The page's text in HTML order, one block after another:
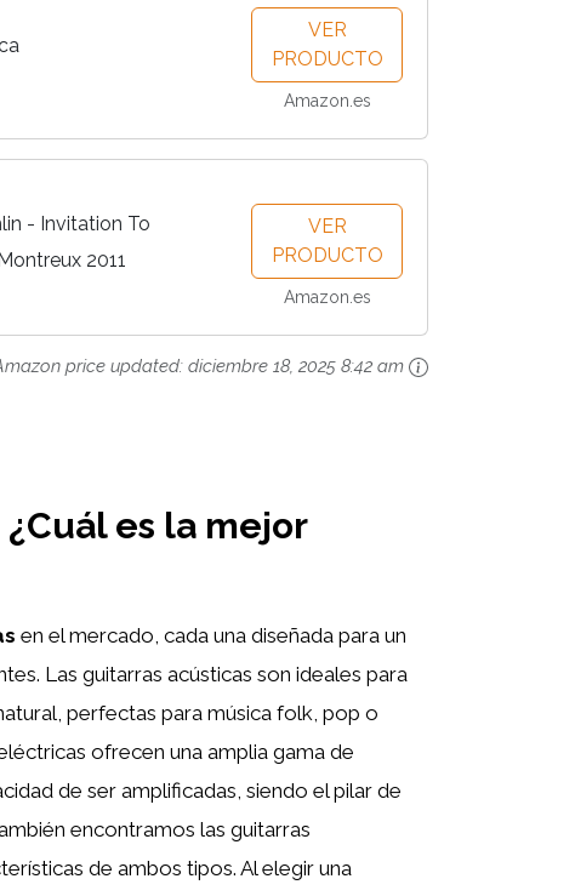
VER
PRODUCTO
Amazon.es
- Invitation To
2011
VER
PRODUCTO
Amazon.es
price updated: diciembre 18, 2025 8:42 am
es la mejor
en el mercado, cada una diseñada para un
Las guitarras acústicas son ideales para
perfectas para música folk, pop o
ofrecen una amplia gama de
de ser amplificadas, siendo el pilar de
encontramos las guitarras
de ambos tipos. Al elegir una